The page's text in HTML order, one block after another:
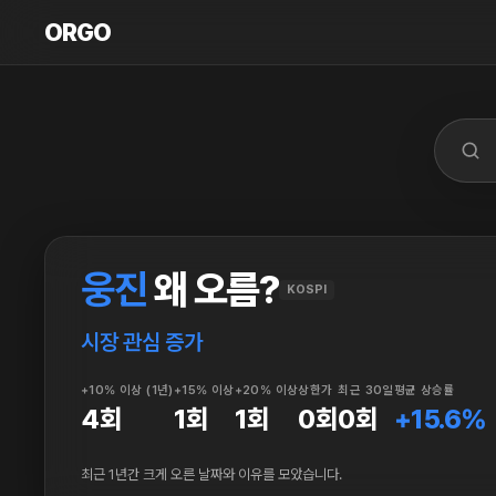
ORGO
ORGO
웅진왜 오름? KOSPI
시장 관심 증가
+10% 이상 (1년)
4회
+15% 이상
1회
+20% 이상
1회
상한가
0회
최근 30일
0회
평균 상승률
+15.6%
최근 1년간 크게 오른 날짜와 이유를 모았습니다.